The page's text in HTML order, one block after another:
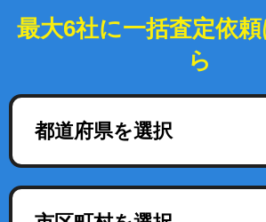
最大6社に一括査定依
ら
都道府県を選択